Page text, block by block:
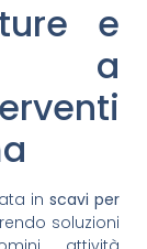
e
a
inscavi per
soluzioni